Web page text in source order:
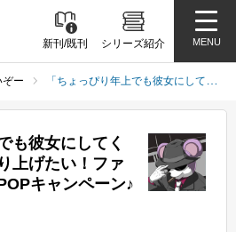
新刊/既刊 シリーズ紹介 MENU
ぞー 「ちょっぴり年上でも彼女にしてくれますか？」を盛り上げたい！ファンで作るガチ推しPOPキャンペーン♪
も彼女にしてく
上げたい！ファ
キャンペーン♪